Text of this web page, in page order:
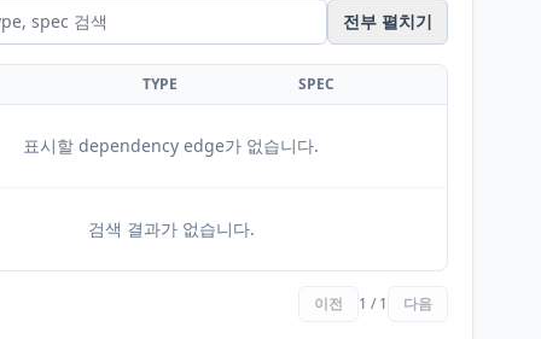
전부 펼치기
TYPE SPEC
표시할 dependency edge가 없습니다.
검색 결과가 없습니다.
이전 1 / 1 다음